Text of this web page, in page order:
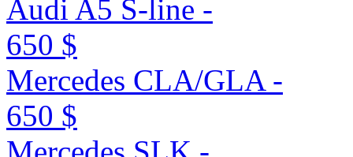
Audi A5 S-line -
650 $
Mercedes CLA/GLA -
650 $